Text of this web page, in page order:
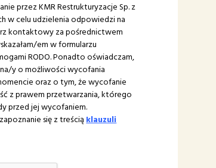
przez KMR Restrukturyzacje Sp. z
w celu udzielenia odpowiedzi na
kontaktowy za pośrednictwem
em w formularzu
RODO. Ponadto oświadczam,
y o możliwości wycofania
oraz o tym, że wycofanie
z prawem przetwarzania, którego
przed jej wycofaniem.
się z treściąklauzuli